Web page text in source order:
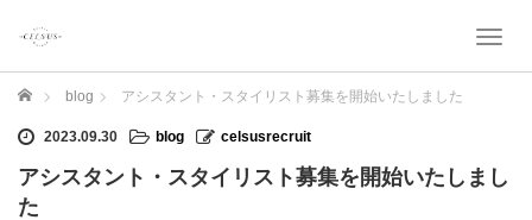
T
n
ホーム blog アシスタント・スタイリスト募集を開始いたしました
2023.09.30 blog celsusrecruit
アシスタント・スタイリスト募集を開始いたしまし
た